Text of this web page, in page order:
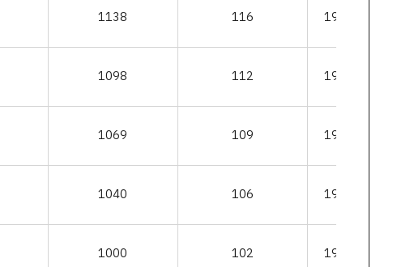
1138 116 190-111-
1098 112 190-111-
1069 109 190-111-
1040 106 190-111-
1000 102 190-111-